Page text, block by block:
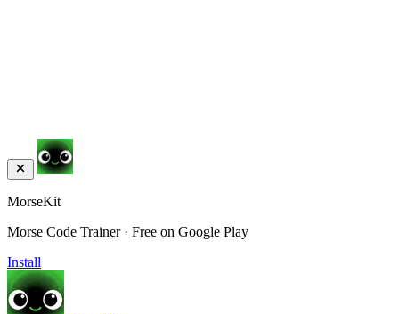
MorseKit
Morse Code Trainer · Free on Google Play
Install